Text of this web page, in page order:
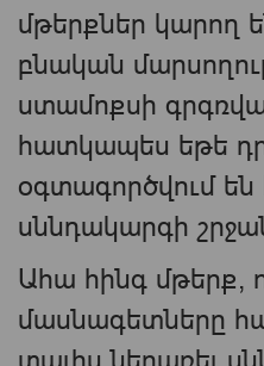
մթերքներ կարող
բնական
ստամոքսի
հատկապես եթե
օգտագործվում
սննդակարգի
Ահա հինգ մթերք,
մասնագետները